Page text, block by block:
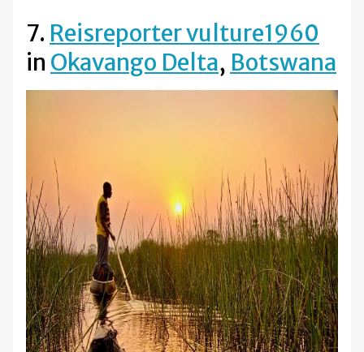
7. Reisreporter vulture1960
in Okavango Delta, Botswana